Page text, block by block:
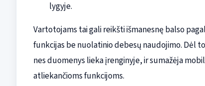
lygyje.
Vartotojams tai gali reikšti išmanesnę balso
funkcijas be nuolatinio debesų naudojimo. Dėl
nes duomenys lieka įrenginyje, ir sumažėja
atliekančioms funkcijoms.